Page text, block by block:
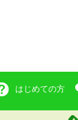
はじめての方